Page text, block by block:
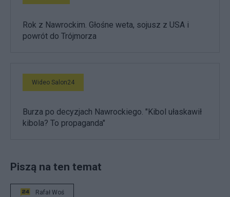
Rok z Nawrockim. Głośne weta, sojusz z USA i
powrót do Trójmorza
Wideo Salon24
Burza po decyzjach Nawrockiego. "Kibol ułaskawił
kibola? To propaganda"
Piszą na ten temat
Rafał Woś